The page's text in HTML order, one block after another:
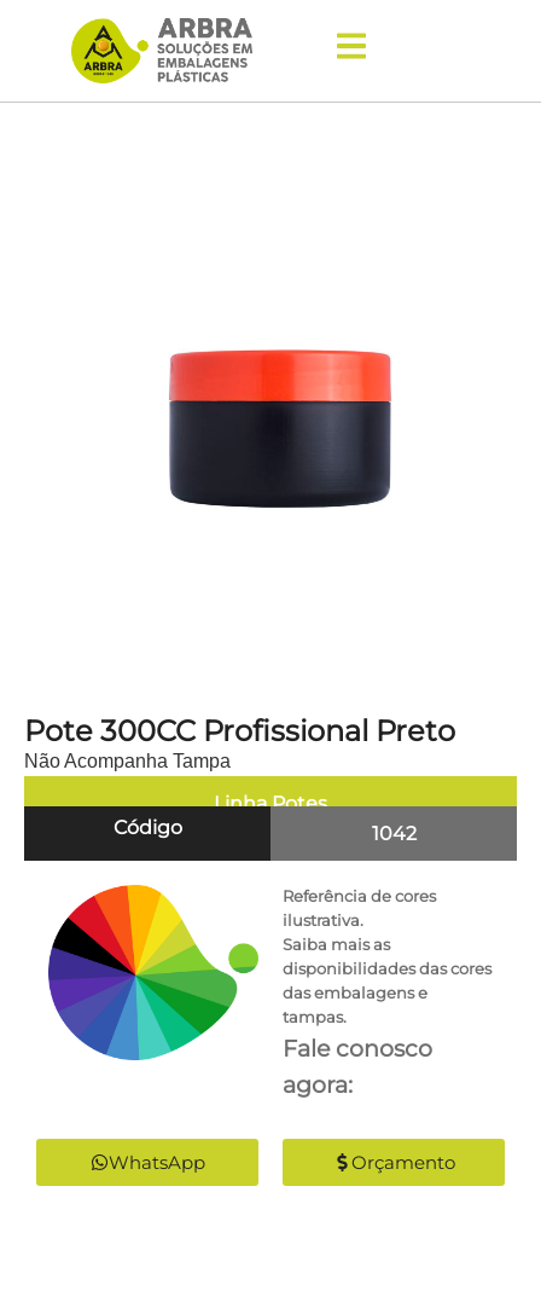
Pote 300CC Profissional Preto
Não Acompanha Tampa
Linha Potes
Código
1042
Referência de cores
ilustrativa.
Saiba mais as
disponibilidades das cores
das embalagens e
tampas.
Fale conosco
agora:
WhatsApp Orçamento